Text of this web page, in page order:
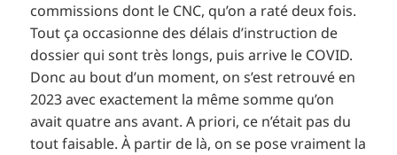
commissions dont le CNC, qu’on a raté deux fois.
Tout ça occasionne des délais d’instruction de
dossier qui sont très longs, puis arrive le COVID.
Donc au bout d’un moment, on s’est retrouvé en
2023 avec exactement la même somme qu’on
avait quatre ans avant. A priori, ce n’était pas du
tout faisable. À partir de là, on se pose vraiment la